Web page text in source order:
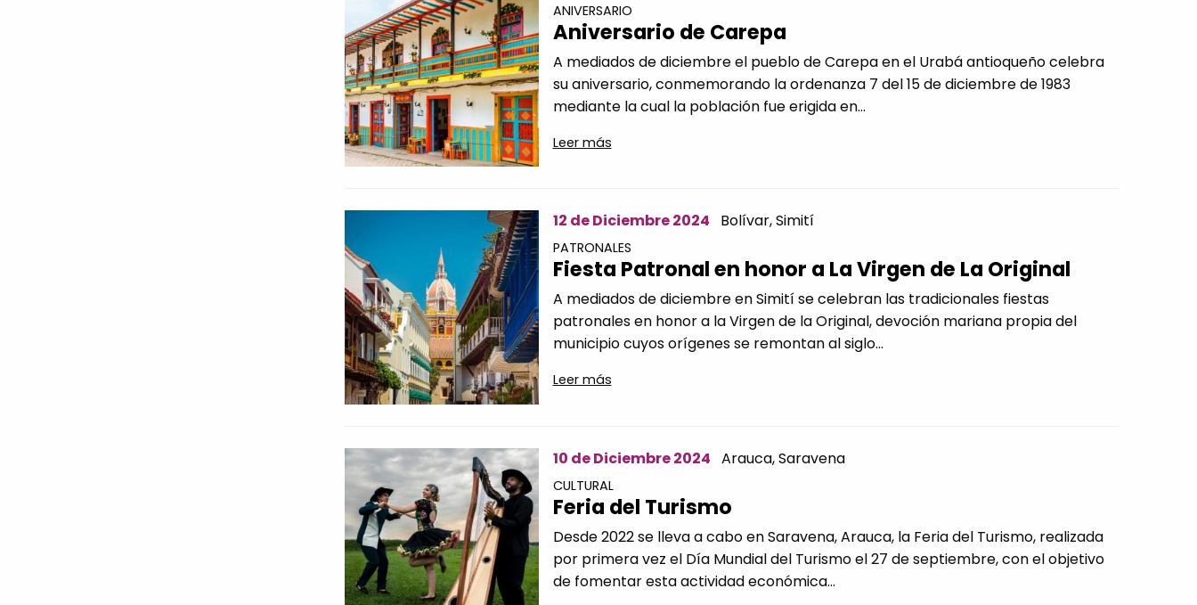
ANIVERSARIO
Aniversario de Carepa
A mediados de diciembre el pueblo de Carepa en el Urabá antioqueño celebra
su aniversario, conmemorando la ordenanza 7 del 15 de diciembre de 1983
mediante la cual la población fue erigida en...
Leer más
12 de Diciembre 2024 Bolívar,Simití
PATRONALES
Fiesta Patronal en honor a La Virgen de La Original
A mediados de diciembre en Simití se celebran las tradicionales fiestas
patronales en honor a la Virgen de la Original, devoción mariana propia del
municipio cuyos orígenes se remontan al siglo...
Leer más
10 de Diciembre 2024 Arauca,Saravena
CULTURAL
Feria del Turismo
Desde 2022 se lleva a cabo en Saravena, Arauca, la Feria del Turismo, realizada
por primera vez el Día Mundial del Turismo el 27 de septiembre, con el objetivo
de fomentar esta actividad económica...